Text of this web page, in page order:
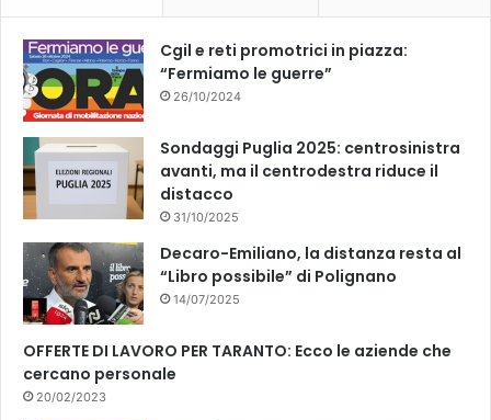
k
Cgil e reti promotrici in piazza:
“Fermiamo le guerre”
26/10/2024
Sondaggi Puglia 2025: centrosinistra
avanti, ma il centrodestra riduce il
distacco
31/10/2025
Decaro-Emiliano, la distanza resta al
“Libro possibile” di Polignano
14/07/2025
OFFERTE DI LAVORO PER TARANTO: Ecco le aziende che
cercano personale
20/02/2023